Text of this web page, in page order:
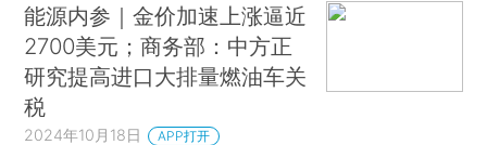
能源内参｜金价加速上涨逼近
2700美元；商务部：中方正
研究提高进口大排量燃油车关
税
2024年10月18日 APP打开